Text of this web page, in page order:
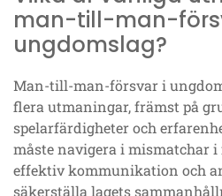
man-till-man-
ungdomslag?
Man-till-man-försvar i
flera utmaningar, främst på
spelarfärdigheter och
måste navigera i mismatchar
effektiv kommunikation och
säkerställa lagets